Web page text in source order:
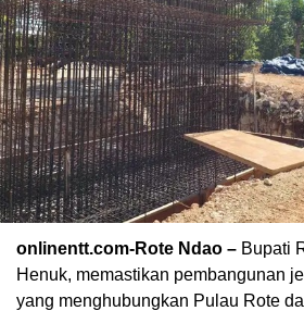
onlinentt.com-Rote Ndao – Bupati
Henuk, memastikan pembangunan
yang menghubungkan Pulau Rote